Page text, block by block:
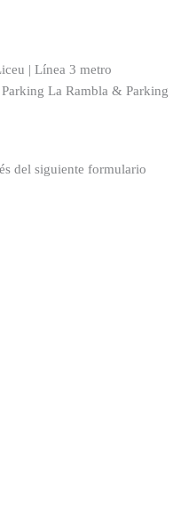
| Línea 3 metro
La Rambla & Parking
del siguiente formulario